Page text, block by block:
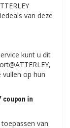
van deze
kunt u dit
op hun
coupon in
van